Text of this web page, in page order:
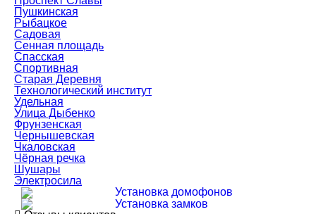
Пушкинская
Рыбацкое
Садовая
Сенная площадь
Спасская
Спортивная
Старая Деревня
Технологический институт
Удельная
Улица Дыбенко
Фрунзенская
Чернышевская
Чкаловская
Чёрная речка
Шушары
Электросила
Установка домофонов
Установка замков